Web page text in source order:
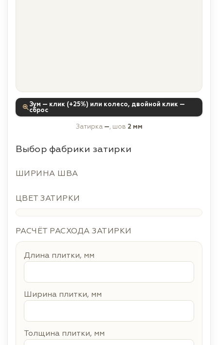
Зум — клик (+25%) или колесо, двойной клик —
сброс
Затирка —, шов 2 мм
Выбор фабрики затирки
ШИРИНА ШВА
ЦВЕТ ЗАТИРКИ
РАСЧЁТ РАСХОДА ЗАТИРКИ
Длина плитки, мм
Ширина плитки, мм
Толщина плитки, мм